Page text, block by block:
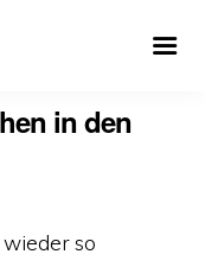
in den
so